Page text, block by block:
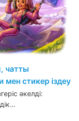
чатты
стикер іздеу
әкелді: